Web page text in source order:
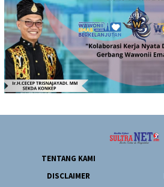
TENTANG KAMI
DISCLAIMER